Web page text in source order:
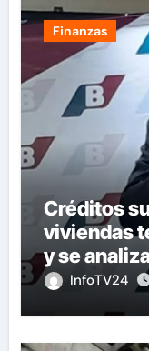
Finanzas
Créditos
viviendas
y se
aranceles
InfoTV24